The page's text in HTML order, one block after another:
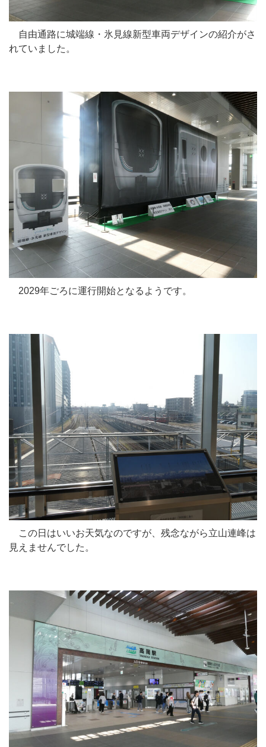
自由通路に城端線・氷見線新型車両デザインの紹介がさ
れていました。
2029年ごろに運行開始となるようです。
この日はいいお天気なのですが、残念ながら立山連峰は
見えませんでした。